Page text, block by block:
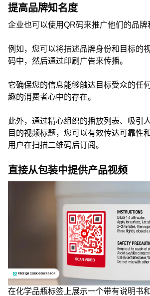
提高品牌知名度
企业也可以使用QR码来推广他们的品牌
例如，您可以将描述品牌身份和目标的
码中，然后通过印刷广告来传播。
它确保您的信息能够触达目标受众的任
趣的消费者心中的存在。
此外，通过精心组织的播放列表、吸引
目的视频标题，您可以有效传达可靠性
用户在扫描二维码后订阅。
直接从包装中提供产品视频
在化学品瓶标签上展示一个带有说明书